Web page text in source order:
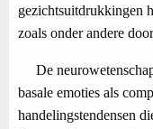
gezichtsuitdrukkingen
zoals onder andere
De
basale emoties als
handelingstendensen